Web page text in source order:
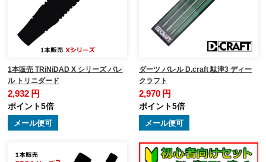
1本販売 TRiNiDAD X シリーズ バレ
ル トリニダード
2,932 円
ポイント5倍
メール便可
ダーツ バレル D.craft 駄津3 ディー
クラフト
2,970 円
ポイント5倍
メール便可